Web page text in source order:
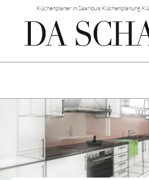
Küchenplaner in Saarlouis Küchenplanung